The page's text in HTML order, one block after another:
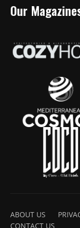
Our
ABOUT US
CONTACT US